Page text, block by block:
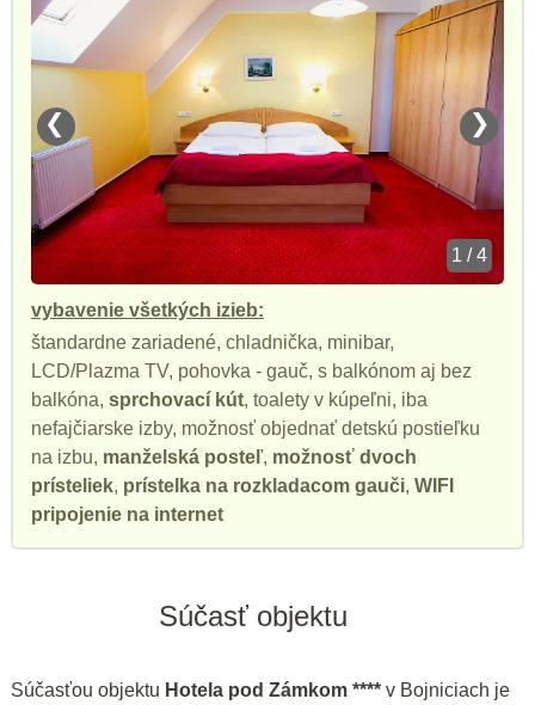
❮ ❯
1 / 4
vybavenie všetkých izieb:
štandardne zariadené, chladnička, minibar,
LCD/Plazma TV, pohovka - gauč, s balkónom aj bez
balkóna, sprchovací kút, toalety v kúpeľni, iba
nefajčiarske izby, možnosť objednať detskú postieľku
na izbu, manželská posteľ, možnosť dvoch
prísteliek, prístelka na rozkladacom gauči, WIFI
pripojenie na internet
Súčasť objektu
Súčasťou objektu Hotela pod Zámkom **** v Bojniciach je